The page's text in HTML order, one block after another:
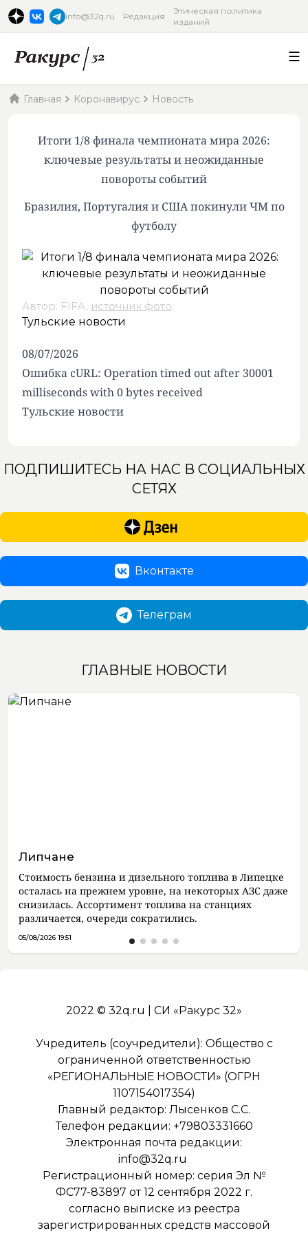
info@32q.ru Редакция
Этическая политика
изданий
Главная Коронавирус Новость
Итоги 1/8 финала чемпионата мира 2026:
ключевые результаты и неожиданные
повороты событий
Бразилия, Португалия и США покинули ЧМ по
футболу
Автор: FIFA, источник фото.
Тульские новости
08/07/2026
Ошибка cURL: Operation timed out after 30001
milliseconds with 0 bytes received
Тульские новости
ПОДПИШИТЕСЬ НА НАС В СОЦИАЛЬНЫХ
СЕТЯХ
Вконтакте
Телеграм
ГЛАВНЫЕ НОВОСТИ
Липчане
Стоимость бензина и дизельного топлива в Липецке
осталась на прежнем уровне, на некоторых АЗС даже
снизилась. Ассортимент топлива на станциях
различается, очереди сократились.
05/08/2026 19:51
2022 © 32q.ru | СИ «Ракурс 32»
Учредитель (соучредители): Общество с
ограниченной ответственностью
«РЕГИОНАЛЬНЫЕ НОВОСТИ» (ОГРН
1107154017354)
Главный редактор: Лысенков С.С.
Телефон редакции: +79803331660
Электронная почта редакции:
info@32q.ru
Регистрационный номер: серия Эл №
ФС77-83897 от 12 сентября 2022 г.
согласно выписке из реестра
зарегистрированных средств массовой